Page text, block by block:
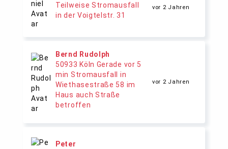
Teilweise Stromausfall
in der Voigtelstr. 31
vor 2 Jahren
Bernd Rudolph
50933 Köln Gerade vor 5
min Stromausfall in
Wiethasestraße 58 im
Haus auch Straße
betroffen
vor 2 Jahren
Peter